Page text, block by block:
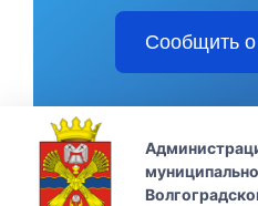
Сообщить